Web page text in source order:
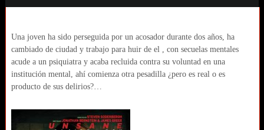
Una joven ha sido perseguida por un acosador durante dos años, ha
cambiado de ciudad y trabajo para huir de el , con secuelas mentales
acude a un psiquiatra y acaba recluida contra su voluntad en una
institución mental, ahí comienza otra pesadilla ¿pero es real o es
producto de sus delirios?…